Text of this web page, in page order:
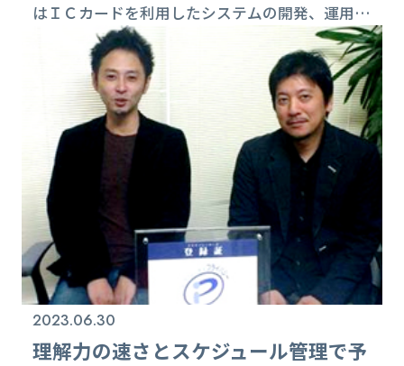
はＩＣカードを利用したシステムの開発、運用、
保守をしています。そのシステムでは利用者の多
量の個人情報を取り扱う為に、プライバシーマー
クの様な個人情報の管理体制が無くてはなりませ
ん。それと、プライバシーマーク構築の過程、つ
まり、ＰＤＣＡサイクルを利用して、個人情報に
限らず社内のマネジメントシステム構築の手法も
会得できると判断し取得をしました。 取得中に
苦労...
2023.06.30
理解力の速さとスケジュール管理で予